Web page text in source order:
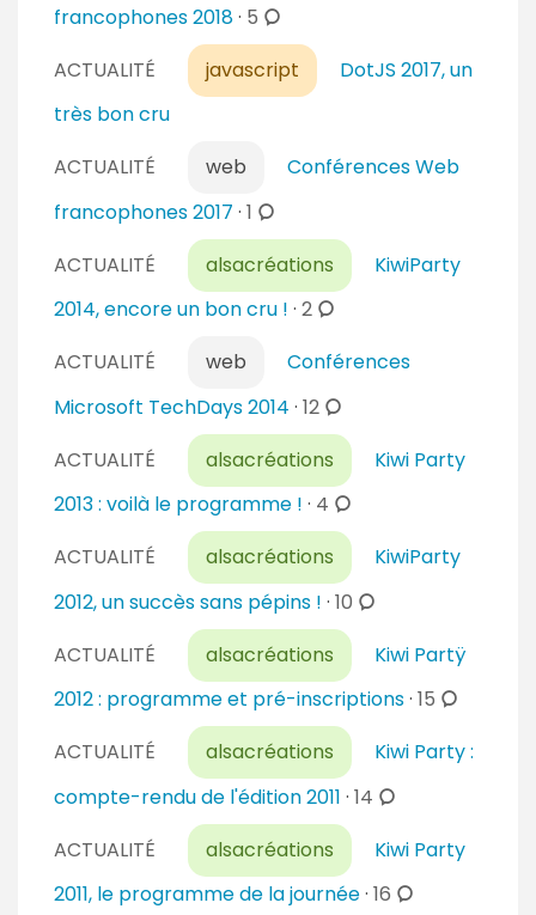
francophones 2018· 5 c
o
m
m
a
i
e
ACTUALITÉ javascript
DotJS 2017, un
très bon cru
ACTUALITÉ
web
Conférences Web
francophones 2017 · 1 c
o
m
m
a
i
e
s
ACTUALITÉ alsacréations
KiwiParty
2014, encore un bon cru ! · 2c
m
m
e
n
t
a
i
r
e
s
ACTUALITÉ web
Conférences
Microsoft TechDays 2014 · 12c
o
m
m
e
n
t
a
i
e
s
ACTUALITÉ alsacréations
Kiwi Party
2013 : voilà le programme ! · 4 c
o
m
m
e
n
t
a
i
r
e
s
ACTUALITÉ alsacréations
KiwiParty
2012, un succès sans pépins ! · 10 c
m
a
e
ACTUALITÉ alsacréations
Kiwi Partÿ
2012 : programme et pré-inscriptions· 15 c
m
n
ACTUALITÉ alsacréations
Kiwi Party :
compte-rendu de l'édition 2011 · 14 c
m
m
ACTUALITÉ alsacréations
Kiwi Party
2011, le programme de la journée· 16 c